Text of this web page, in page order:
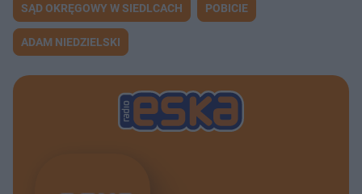
SĄD OKRĘGOWY W SIEDLCACH POBICIE
ADAM NIEDZIELSKI